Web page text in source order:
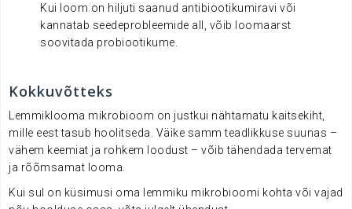
Kui loom on hiljuti saanud antibiootikumiravi või
kannatab seedeprobleemide all, võib loomaarst
soovitada probiootikume.
Kokkuvõtteks
Lemmiklooma mikrobioom on justkui nähtamatu kaitsekiht,
mille eest tasub hoolitseda. Väike samm teadlikkuse suunas –
vähem keemiat ja rohkem loodust – võib tähendada tervemat
ja rõõmsamat looma.
Kui sul on küsimusi oma lemmiku mikrobioomi kohta või vajad